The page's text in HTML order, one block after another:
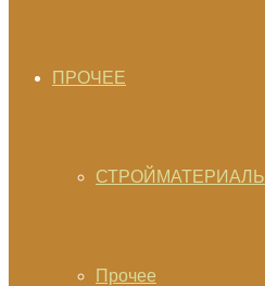
ПРОЧЕЕ
СТРОЙМАТЕРИАЛЫ
Прочее